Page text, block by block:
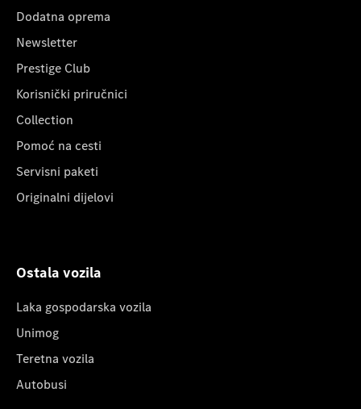
Dodatna oprema
Newsletter
Prestige Club
Korisnički priručnici
Collection
Pomoć na cesti
Servisni paketi
Originalni dijelovi
Ostala vozila
Laka gospodarska vozila
Unimog
Teretna vozila
Autobusi